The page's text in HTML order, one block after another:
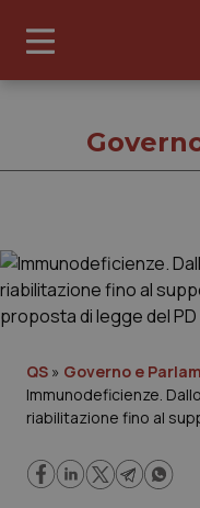
Cronache
Governo e
Regioni e Asl
Lavoro e Professioni
QS » Governo e
Immunodeficienze.
riabilitazione fino al